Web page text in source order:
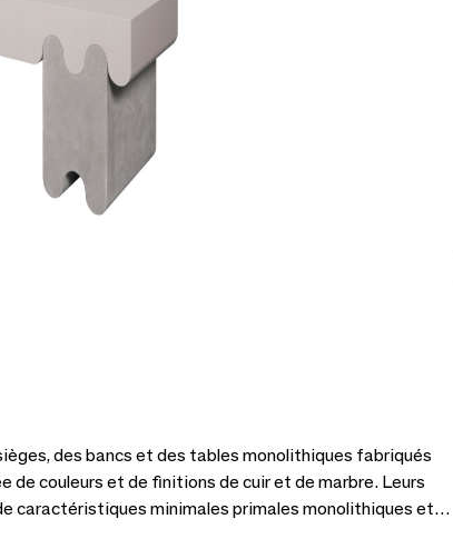
des bancs et des tables monolithiques fabriqués
de couleurs et de finitions de cuir et de marbre. Leurs
caractéristiques minimales primales monolithiques et
sont une référence au Jeu des Osselets, qui a des